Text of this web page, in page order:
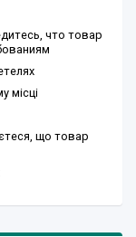
что товар
місці
що товар